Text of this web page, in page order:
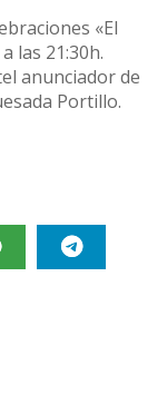
«El
las 21:30h.
anunciador de
Portillo.